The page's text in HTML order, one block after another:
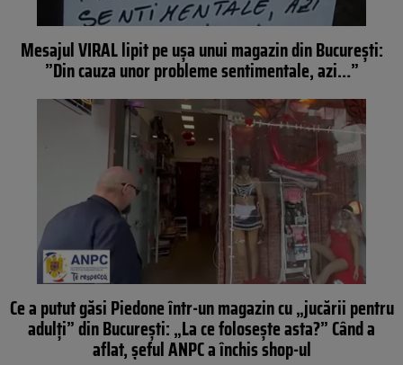
Mesajul VIRAL lipit pe ușa unui magazin din București:
”Din cauza unor probleme sentimentale, azi…”
Ce a putut găsi Piedone într-un magazin cu „jucării pentru
adulți” din București: „La ce folosește asta?” Când a
aflat, șeful ANPC a închis shop-ul